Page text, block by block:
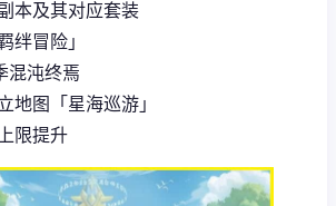
本及其对应套装
绊冒险」
混沌终焉
地图「星海巡游」
限提升